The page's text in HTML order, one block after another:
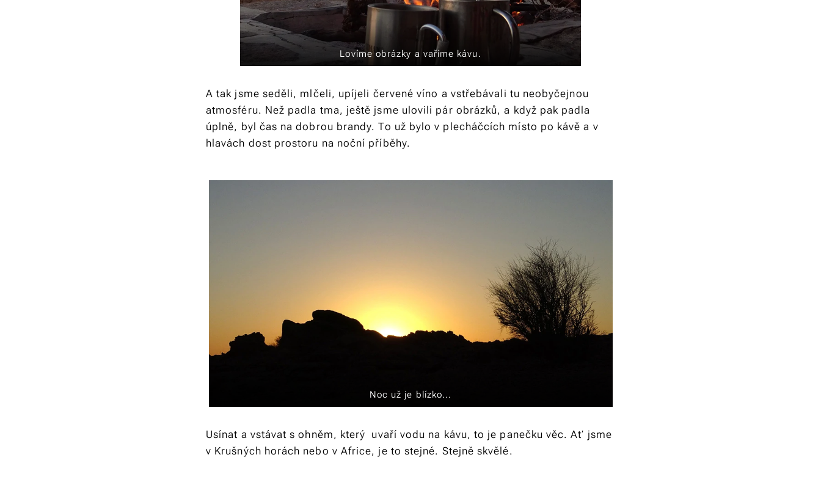
Lovíme obrázky a vaříme kávu.
A tak jsme seděli, mlčeli, upíjeli červené víno a vstřebávali tu neobyčejnou
atmosféru. Než padla tma, ještě jsme ulovili pár obrázků, a když pak padla
úplně, byl čas na dobrou brandy. To už bylo v plecháčcích místo po kávě a v
hlavách dost prostoru na noční příběhy.
Noc už je blízko...
Usínat a vstávat s ohněm, který uvaří vodu na kávu, to je panečku věc. Ať jsme
v Krušných horách nebo v Africe, je to stejné. Stejně skvělé.